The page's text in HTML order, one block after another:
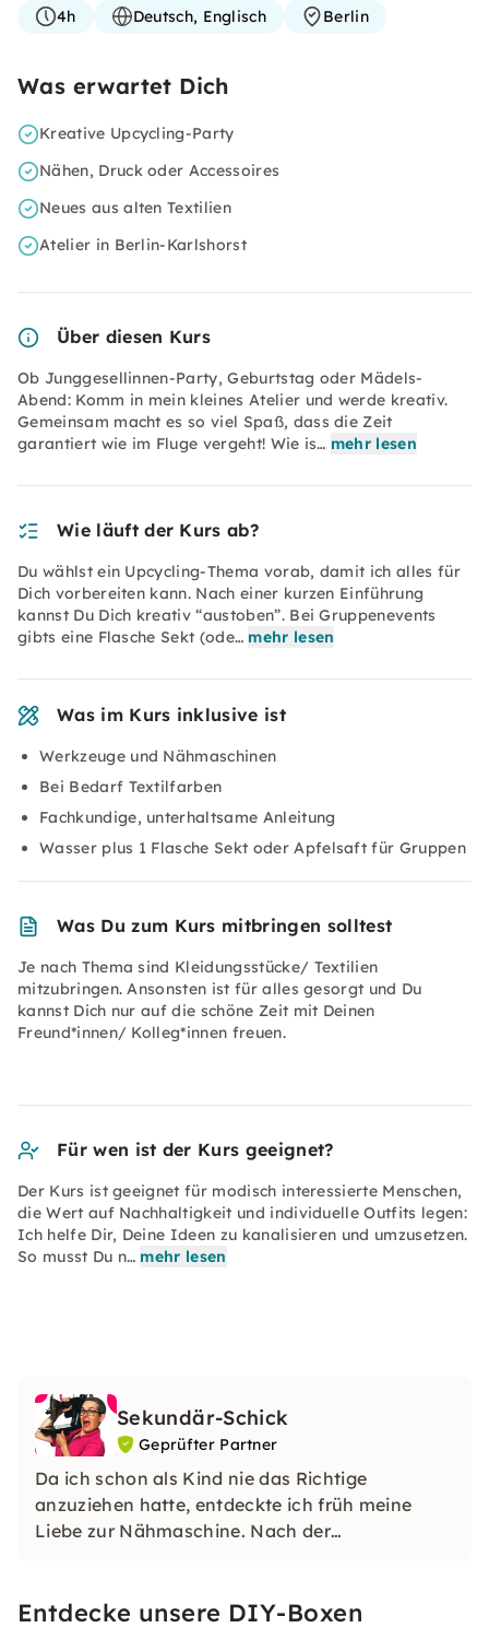
4h Deutsch, Englisch Berlin
Was erwartet Dich
Kreative Upcycling-Party
Nähen, Druck oder Accessoires
Neues aus alten Textilien
Atelier in Berlin-Karlshorst
Über diesen Kurs
Ob Junggesellinnen-Party, Geburtstag oder Mädels-
Abend: Komm in mein kleines Atelier und werde kreativ.
Gemeinsam macht es so viel Spaß, dass die Zeit
garantiert wie im Fluge vergeht! Wie is… mehr lesen
Wie läuft der Kurs ab?
Du wählst ein Upcycling-Thema vorab, damit ich alles für
Dich vorbereiten kann. Nach einer kurzen Einführung
kannst Du Dich kreativ “austoben”. Bei Gruppenevents
gibts eine Flasche Sekt (ode… mehr lesen
Was im Kurs inklusive ist
Werkzeuge und Nähmaschinen
Bei Bedarf Textilfarben
Fachkundige, unterhaltsame Anleitung
Wasser plus 1 Flasche Sekt oder Apfelsaft für Gruppen
Was Du zum Kurs mitbringen solltest
Je nach Thema sind Kleidungsstücke/ Textilien
mitzubringen. Ansonsten ist für alles gesorgt und Du
kannst Dich nur auf die schöne Zeit mit Deinen
Freund*innen/ Kolleg*innen freuen.
Für wen ist der Kurs geeignet?
Der Kurs ist geeignet für modisch interessierte Menschen,
die Wert auf Nachhaltigkeit und individuelle Outfits legen:
Ich helfe Dir, Deine Ideen zu kanalisieren und umzusetzen.
So musst Du n… mehr lesen
Sekundär-Schick
Geprüfter Partner
Da ich schon als Kind nie das Richtige
anzuziehen hatte, entdeckte ich früh meine
Liebe zur Nähmaschine. Nach der
Modeindustrie den Rücken gekehrt und arbeite
Entdecke unsere DIY-Boxen